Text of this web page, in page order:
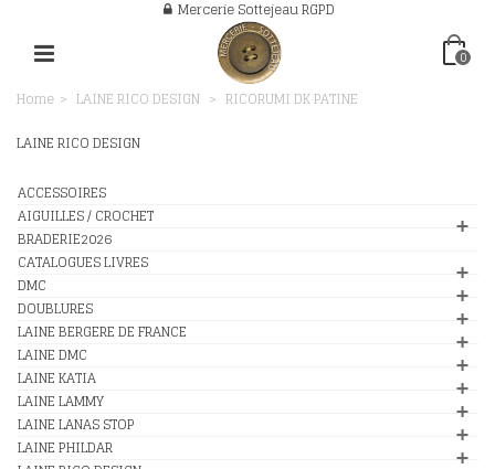
Mercerie Sottejeau RGPD
0
Home > LAINE RICO DESIGN > RICORUMI DK PATINE
LAINE RICO DESIGN
ACCESSOIRES
AIGUILLES / CROCHET
BRADERIE2026
CATALOGUES LIVRES
DMC
DOUBLURES
LAINE BERGERE DE FRANCE
LAINE DMC
LAINE KATIA
LAINE LAMMY
LAINE LANAS STOP
LAINE PHILDAR